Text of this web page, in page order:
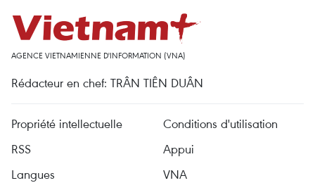
AGENCE VIETNAMIENNE D'INFORMATION (VNA)
Rédacteur en chef: TRÂN TIÊN DUÂN
Propriété intellectuelle
Conditions d'utilisation
RSS
Appui
Langues
VNA